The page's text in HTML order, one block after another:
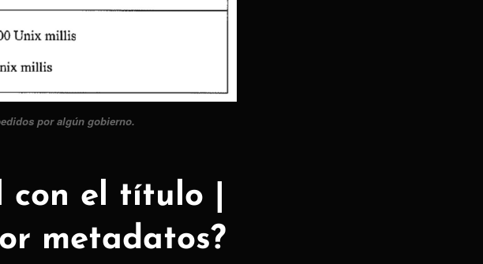
por algún gobierno.
el título |
metadatos?